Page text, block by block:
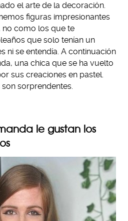
el arte de la decoración.
figuras impresionantes
no como los que te
que solo tenían un
ni se entendía. A continuación
una chica que se ha vuelto
sus creaciones en pastel.
sorprendentes.
le gustan los